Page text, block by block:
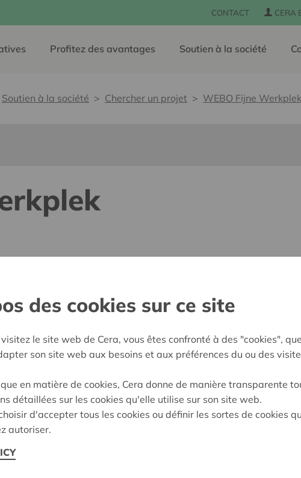
CONTACT CERA
Profitez des avantages Soutien à la société
Soutien à la société Chercher un projet WEBO Fijne Werkplek
sans barrières
décision:
Approuvé
57, 2860
Cera contact
des cookies sur ce site
le site web de Cera, vous êtes confronté à des "cookies",
son site web aux besoins et aux préférences du ou des
en matière de cookies, Cera donne de manière transparente
détaillées sur les cookies qu'elle utilise sur son site web.
d'accepter tous les cookies ou définir les sortes de cookies
autoriser.